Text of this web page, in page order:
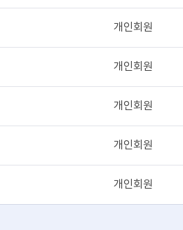
개인회원
개인회원
개인회원
개인회원
개인회원